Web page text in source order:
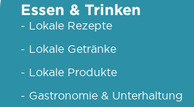
Essen & Trinken
- Lokale Rezepte
- Lokale Getränke
- Lokale Produkte
- Gastronomie & Unterhaltung